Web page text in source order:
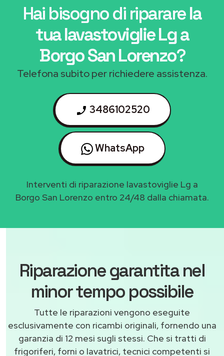
Hai bisogno di ripararela
tua lavastoviglie Lg a
Borgo San Lorenzo?
Telefona subito per richiedere assistenza.
3486102520
WhatsApp
Interventi di riparazione lavastoviglie Lg a
Borgo San Lorenzo entro 24/48 dalla chiamata.
Riparazione garantita nel
minor tempo possibile
Tutte le riparazioni vengono eseguite
esclusivamente con ricambi originali, fornendo una
garanzia di 12 mesi sugli stessi. Che si tratti di
frigoriferi, forni o lavatrici, tecnici competenti si